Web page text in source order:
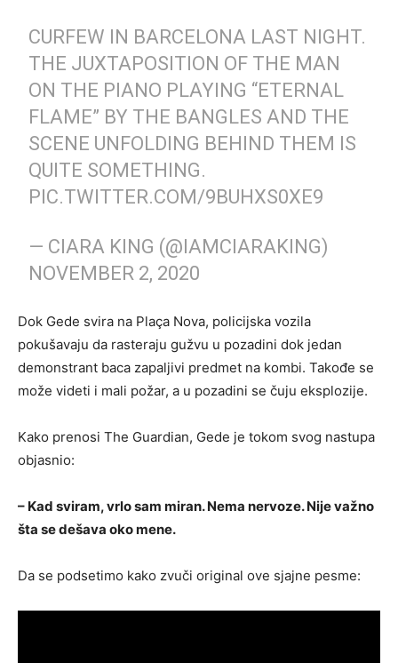
CURFEW IN BARCELONA LAST NIGHT.
THE JUXTAPOSITION OF THE MAN
ON THE PIANO PLAYING “ETERNAL
FLAME” BY THE BANGLES AND THE
SCENE UNFOLDING BEHIND THEM IS
QUITE SOMETHING.
PIC.TWITTER.COM/9BUHXS0XE9
— CIARA KING (@IAMCIARAKING)
NOVEMBER 2, 2020
Dok Gede svira na Plaça Nova, policijska vozila
pokušavaju da rasteraju gužvu u pozadini dok jedan
demonstrant baca zapaljivi predmet na kombi. Takođe se
može videti i mali požar, a u pozadini se čuju eksplozije.
Kako prenosi The Guardian, Gede je tokom svog nastupa
objasnio:
– Kad sviram, vrlo sam miran. Nema nervoze. Nije važno
šta se dešava oko mene.
Da se podsetimo kako zvuči original ove sjajne pesme: